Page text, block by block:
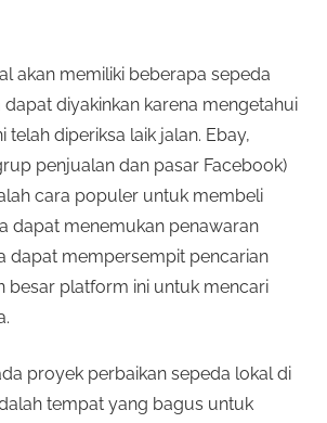
akan memiliki beberapa sepeda
dapat diyakinkan karena mengetahui
telah diperiksa laik jalan. Ebay,
penjualan dan pasar Facebook)
cara populer untuk membeli
dapat menemukan penawaran
dapat mempersempit pencarian
besar platform ini untuk mencari
proyek perbaikan sepeda lokal di
tempat yang bagus untuk